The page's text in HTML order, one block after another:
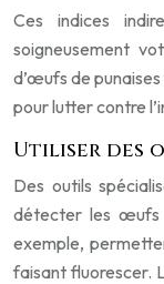
Ces indices
soigneusement
d’œufs de
pour lutter contre
Utiliser des
Des outils
détecter les œufs
exemple,
faisant fluorescer.